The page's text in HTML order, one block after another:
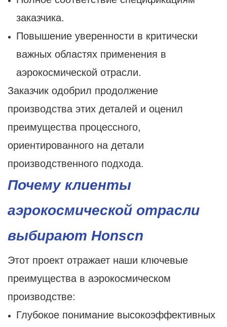
заказчика.
Повышение уверенности в критически
важных областях применения в
аэрокосмической отрасли.
Заказчик одобрил продолжение
производства этих деталей и оценил
преимущества процессного,
ориентированного на детали
производственного подхода.
Почему клиенты
аэрокосмической отрасли
выбирают Honscn
Этот проект отражает наши ключевые
преимущества в аэрокосмическом
производстве:
Глубокое понимание высокоэффективных